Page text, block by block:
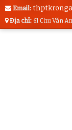
Email:
Địa chỉ:61 Chu Văn